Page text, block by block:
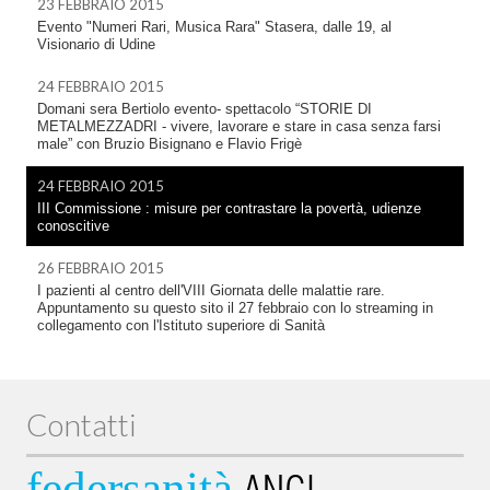
23 FEBBRAIO 2015
Evento "Numeri Rari, Musica Rara" Stasera, dalle 19, al
Visionario di Udine
24 FEBBRAIO 2015
Domani sera Bertiolo evento- spettacolo “STORIE DI
METALMEZZADRI - vivere, lavorare e stare in casa senza farsi
male” con Bruzio Bisignano e Flavio Frigè
24 FEBBRAIO 2015
III Commissione : misure per contrastare la povertà, udienze
conoscitive
26 FEBBRAIO 2015
I pazienti al centro dell'VIII Giornata delle malattie rare.
Appuntamento su questo sito il 27 febbraio con lo streaming in
collegamento con l'Istituto superiore di Sanità
Contatti